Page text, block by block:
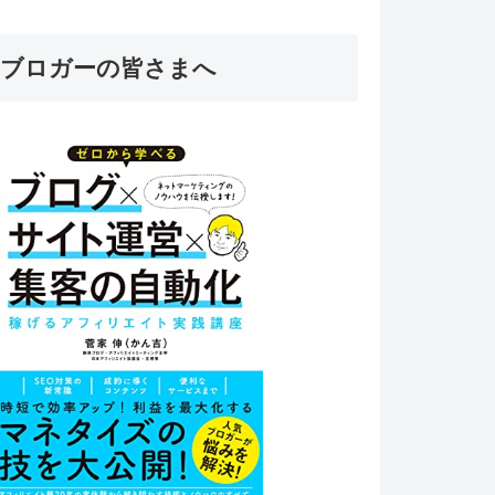
ブロガーの皆さまへ